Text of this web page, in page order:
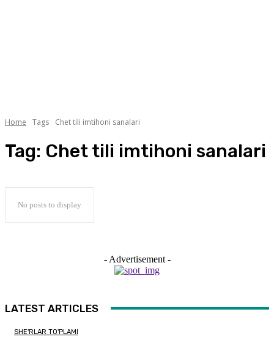
Home Tags Chet tili imtihoni sanalari
Tag: Chet tili imtihoni sanalari
No posts to display
- Advertisement -
LATEST ARTICLES
SHE'RLAR TO'PLAMI